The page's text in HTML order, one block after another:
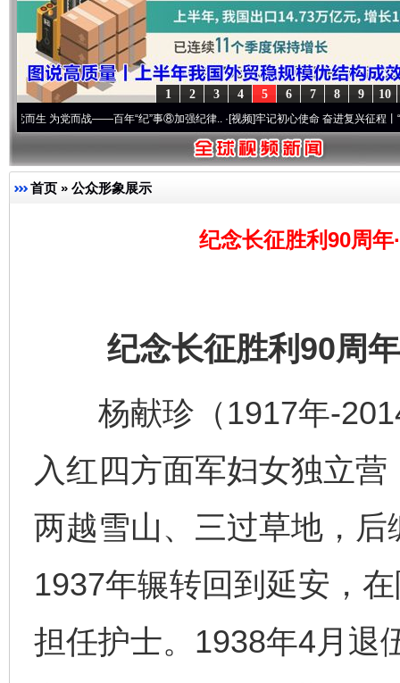
10
9
8
7
6
5
4
3
2
1
而战——百年“纪”事⑧加强纪律..·[视频]牢记初心使命 奋进复兴征程丨“转折之城”激
首页 » 公众形象展示
纪念长征胜利90周
纪念长征胜利90周年·
杨献珍（1917年-
入红四方面军妇女独立
两越雪山、三过草地，
1937年辗转回到延安，
担任护士。1938年4月退